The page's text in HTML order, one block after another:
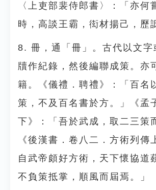
〈上吏部裴侍郎書〉：「亦何
時，高談王霸，衒材揚己，歷
8. 冊，通「冊」。古代以文字
牘作紀錄，然後編聯成策。亦
籍。《儀禮．聘禮》：「百名
策，不及百名書於方。」《孟
下》：「吾於武成，取二三策
《後漢書．卷八二．方術列傳
自武帝頗好方術，天下懷協道
不負策抵掌，順風而屆焉。」